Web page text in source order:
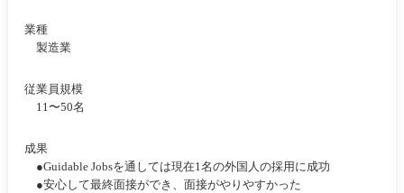
業種
製造業
従業員規模
11〜50名
成果
●Guidable Jobsを通しては現在1名の外国人の採用に成功
●安心して最終面接ができ、面接がやりやすかった